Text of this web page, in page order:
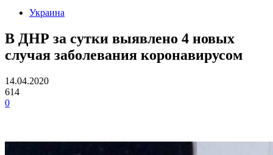
Украина
В ДНР за сутки выявлено 4 новых
случая заболевания коронавирусом
14.04.2020
614
0